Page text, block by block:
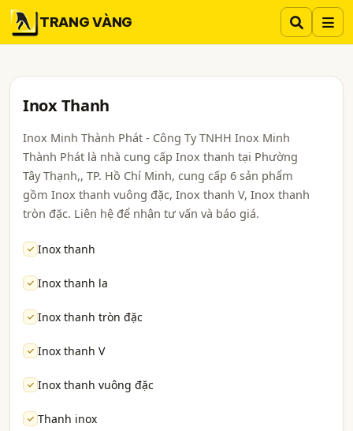
TRANG VÀNG
Inox Thanh
Inox Minh Thành Phát - Công Ty TNHH Inox Minh
Thành Phát là nhà cung cấp Inox thanh tại Phường
Tây Thạnh,, TP. Hồ Chí Minh, cung cấp 6 sản phẩm
gồm Inox thanh vuông đặc, Inox thanh V, Inox thanh
tròn đặc. Liên hệ để nhận tư vấn và báo giá.
Inox thanh
Inox thanh la
Inox thanh tròn đặc
Inox thanh V
Inox thanh vuông đặc
Thanh inox